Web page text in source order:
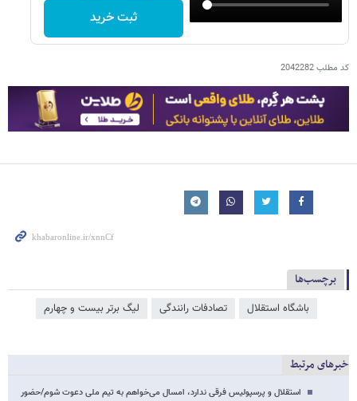
ثبت خرید
کد مطلب2042282
برچسب‌ها
باشگاه استقلال تصادفات رانندگی لیگ برتر بیست و چهارم
خبرهای مرتبط
استقلال و پرسپولیس فرقی ندارد، امسال می‌خواهم به تیم ملی دعوت شوم/حضور